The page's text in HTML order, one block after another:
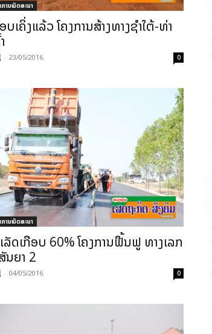
ການພັດທະນາ
ບ​ເຄິ່ງ​ແລ້ວ ໂຄງ­ການ​ສ້າງ​ທາງຊຳ​ໃຕ້-ທ່າ​
- 23/05/2016 0
ການພັດທະນາ
ລັດ​ເກືອບ 60% ໂຄງ­ການ​ຟື້ນ​ຟູ ​ທາງ​ເລກ
ນ­ຍາ 2
- 04/05/2016 0